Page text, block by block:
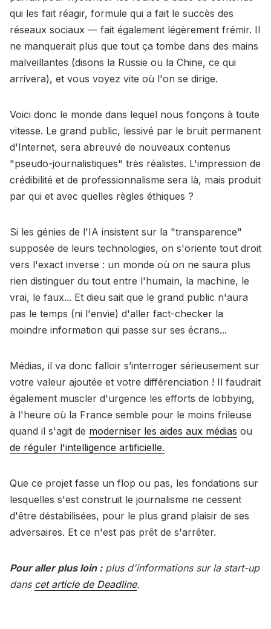
qui les fait réagir, formule qui a fait le succès des
réseaux sociaux — fait également légèrement frémir. Il
ne manquerait plus que tout ça tombe dans des mains
malveillantes (disons la Russie ou la Chine, ce qui
arrivera), et vous voyez vite où l'on se dirige.
Voici donc le monde dans lequel nous fonçons à toute
vitesse. Le grand public, lessivé par le bruit permanent
d'Internet, sera abreuvé de nouveaux contenus
"pseudo-journalistiques" très réalistes. L'impression de
crédibilité et de professionnalisme sera là, mais produit
par qui et avec quelles règles éthiques ?
Si les génies de l'IA insistent sur la "transparence"
supposée de leurs technologies, on s'oriente tout droit
vers l'exact inverse : un monde où on ne saura plus
rien distinguer du tout entre l'humain, la machine, le
vrai, le faux... Et dieu sait que le grand public n'aura
pas le temps (ni l'envie) d'aller fact-checker la
moindre information qui passe sur ses écrans...
Médias, il va donc falloir s’interroger sérieusement sur
votre valeur ajoutée et votre différenciation ! Il faudrait
également muscler d'urgence les efforts de lobbying,
à l'heure où la France semble pour le moins frileuse
quand il s'agit de moderniser les aides aux médias ou
de réguler l'intelligence artificielle.
Que ce projet fasse un flop ou pas, les fondations sur
lesquelles s'est construit le journalisme ne cessent
d'être déstabilisées, pour le plus grand plaisir de ses
adversaires. Et ce n'est pas prêt de s'arrêter.
Pour aller plus loin :plus d'informations sur la start-up
dans cet article de Deadline.